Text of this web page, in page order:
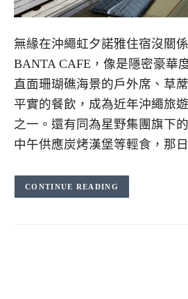
無緣在沖繩虹夕諾雅住宿沒關
BANTA CAFE，像是隱密豪華
直面珊瑚礁海景的戶外席、草
平實的餐飲，成為近年沖繩旅
之一。還有同為星野集團旗下
中午供應炭烤漢堡等輕食，那
CONTINUE READING